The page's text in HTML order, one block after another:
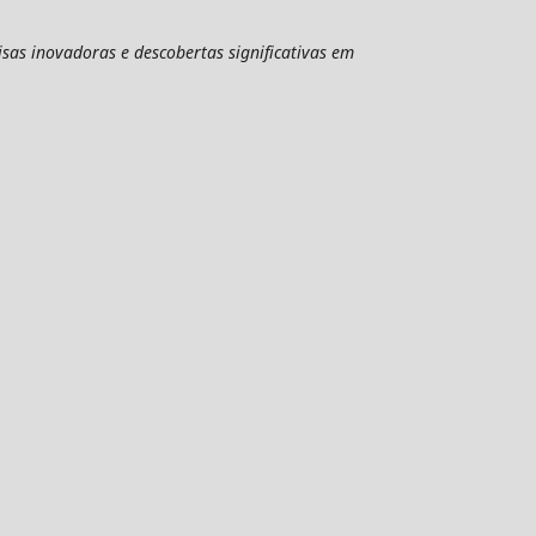
inovadoras e descobertas significativas em